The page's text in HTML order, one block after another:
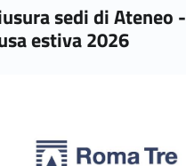
sedi di Ateneo -
estiva 2026